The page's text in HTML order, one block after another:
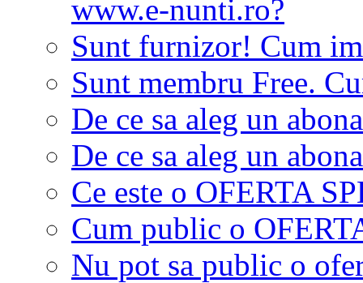
www.e-nunti.ro?
Sunt furnizor! Cum
Sunt membru Free.
De ce sa aleg un
De ce sa aleg un
Ce este o OFERTA
Cum public o
Nu pot sa public o